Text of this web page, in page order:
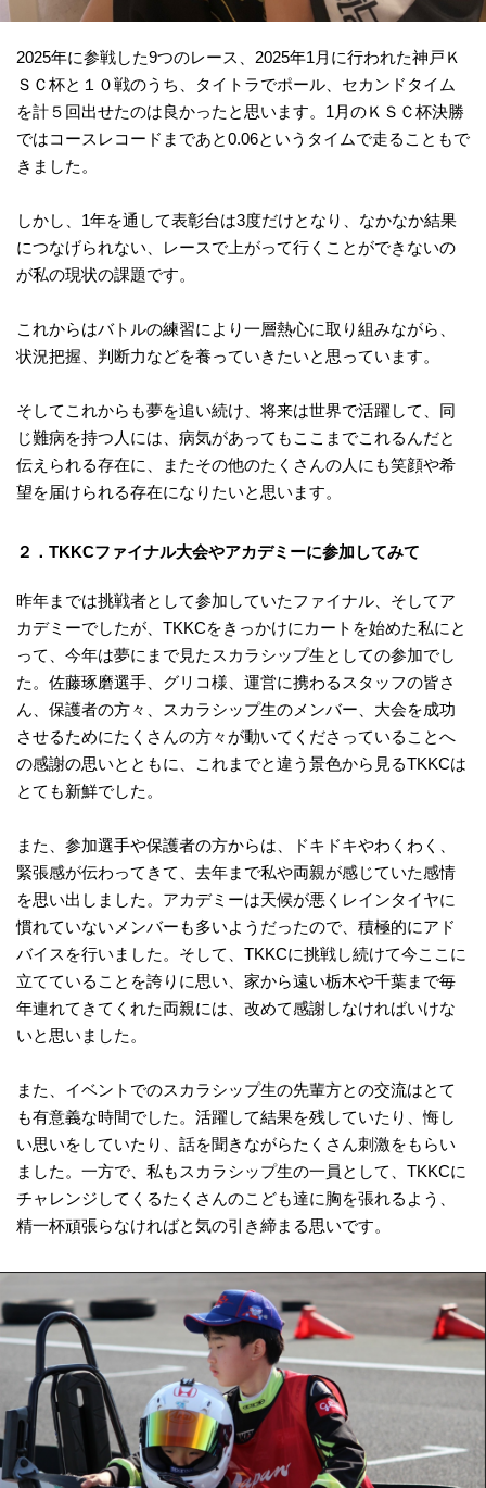
2025年に参戦した9つのレース、2025年1月に行われた神戸Ｋ
ＳＣ杯と１０戦のうち、タイトラでポール、セカンドタイム
を計５回出せたのは良かったと思います。1月のＫＳＣ杯決勝
ではコースレコードまであと0.06というタイムで走ることもで
きました。
しかし、1年を通して表彰台は3度だけとなり、なかなか結果
につなげられない、レースで上がって行くことができないの
が私の現状の課題です。
これからはバトルの練習により一層熱心に取り組みながら、
状況把握、判断力などを養っていきたいと思っています。
そしてこれからも夢を追い続け、将来は世界で活躍して、同
じ難病を持つ人には、病気があってもここまでこれるんだと
伝えられる存在に、またその他のたくさんの人にも笑顔や希
望を届けられる存在になりたいと思います。
２．TKKCファイナル大会やアカデミーに参加してみて
昨年までは挑戦者として参加していたファイナル、そしてア
カデミーでしたが、TKKCをきっかけにカートを始めた私にと
って、今年は夢にまで見たスカラシップ生としての参加でし
た。佐藤琢磨選手、グリコ様、運営に携わるスタッフの皆さ
ん、保護者の方々、スカラシップ生のメンバー、大会を成功
させるためにたくさんの方々が動いてくださっていることへ
の感謝の思いとともに、これまでと違う景色から見るTKKCは
とても新鮮でした。
また、参加選手や保護者の方からは、ドキドキやわくわく、
緊張感が伝わってきて、去年まで私や両親が感じていた感情
を思い出しました。アカデミーは天候が悪くレインタイヤに
慣れていないメンバーも多いようだったので、積極的にアド
バイスを行いました。そして、TKKCに挑戦し続けて今ここに
立てていることを誇りに思い、家から遠い栃木や千葉まで毎
年連れてきてくれた両親には、改めて感謝しなければいけな
いと思いました。
また、イベントでのスカラシップ生の先輩方との交流はとて
も有意義な時間でした。活躍して結果を残していたり、悔し
い思いをしていたり、話を聞きながらたくさん刺激をもらい
ました。一方で、私もスカラシップ生の一員として、TKKCに
チャレンジしてくるたくさんのこども達に胸を張れるよう、
精一杯頑張らなければと気の引き締まる思いです。